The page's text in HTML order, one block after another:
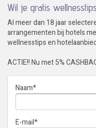
Wil je gratis
Al meer dan 18 jaar
arrangementen bij hotels
wellnesstips en
ACTIE!! Nu met 5%
Naam*
E-mail*